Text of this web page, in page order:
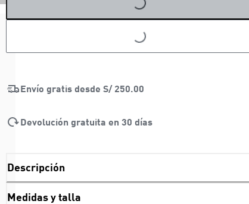
LOADING...
LOADING...
Envío gratis desde S/ 250.00
Devolución gratuita en 30 días
Descripción
Medidas y talla